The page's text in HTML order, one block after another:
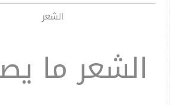
الشعر
الشعر ما